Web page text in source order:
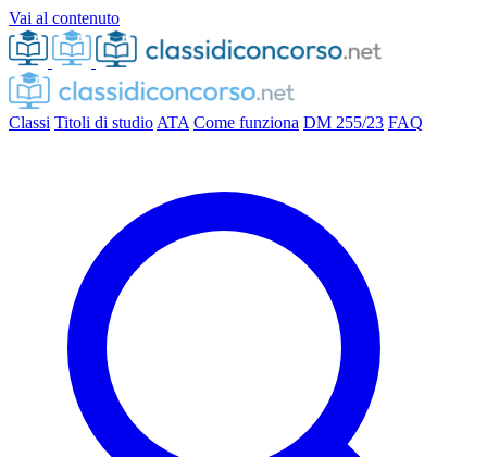
Vai al contenuto
Classi Titoli di studio ATA Come funziona DM 255/23 FAQ